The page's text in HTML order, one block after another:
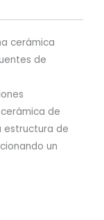
cerámica
de
de
estructura de
un